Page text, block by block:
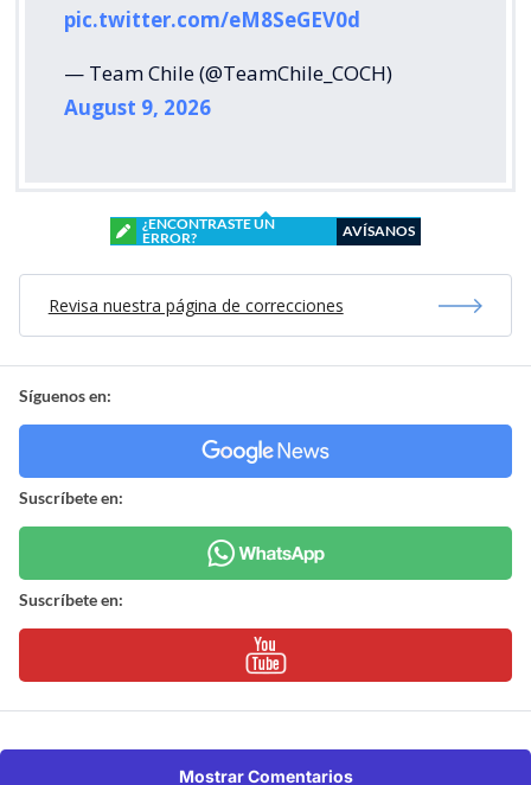
pic.twitter.com/eM8SeGEV0d
— Team Chile (@TeamChile_COCH)
August 9, 2026
¿ENCONTRASTE UN
ERROR?
AVÍSANOS
Revisa nuestra página de correcciones
Síguenos en:
Suscríbete en:
Suscríbete en:
Mostrar Comentarios